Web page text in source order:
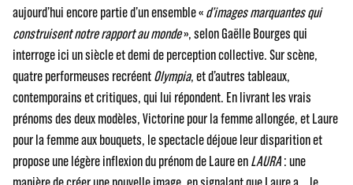
aujourd’hui encore partie d’un ensemble «d’images marquantes qui
construisent notre rapport au monde», selon Gaëlle Bourges qui
interroge ici un siècle et demi de perception collective. Sur scène,
quatre performeuses recréentOlympia, et d’autres tableaux,
contemporains et critiques, qui lui répondent. En livrant les vrais
prénoms des deux modèles, Victorine pour la femme allongée, et Laure
pour la femme aux bouquets, le spectacle déjoue leur disparition et
propose une légère inflexion du prénom de Laure enLAURA: une